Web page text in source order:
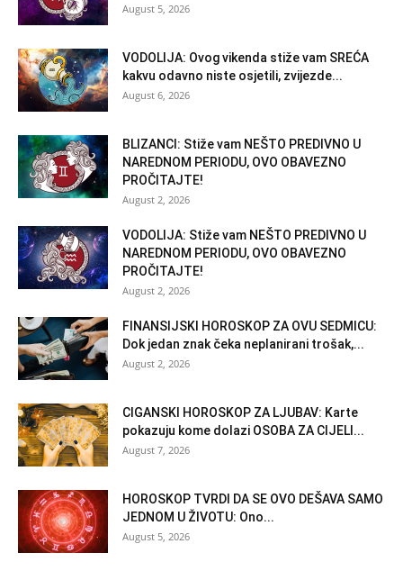
August 5, 2026
VODOLIJA: Ovog vikenda stiže vam SREĆA
kakvu odavno niste osjetili, zvijezde...
August 6, 2026
BLIZANCI: Stiže vam NEŠTO PREDIVNO U
NAREDNOM PERIODU, OVO OBAVEZNO
PROČITAJTE!
August 2, 2026
VODOLIJA: Stiže vam NEŠTO PREDIVNO U
NAREDNOM PERIODU, OVO OBAVEZNO
PROČITAJTE!
August 2, 2026
FINANSIJSKI HOROSKOP ZA OVU SEDMICU:
Dok jedan znak čeka neplanirani trošak,...
August 2, 2026
CIGANSKI HOROSKOP ZA LJUBAV: Karte
pokazuju kome dolazi OSOBA ZA CIJELI...
August 7, 2026
HOROSKOP TVRDI DA SE OVO DEŠAVA SAMO
JEDNOM U ŽIVOTU: Ono...
August 5, 2026